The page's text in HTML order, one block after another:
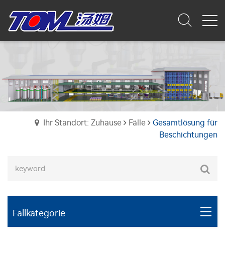
Ihr Standort: Zuhause Fälle
Gesamtlösung für
Beschichtungen
Fallkategorie